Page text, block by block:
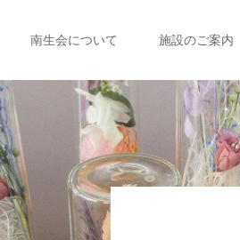
南生会について 施設のご案内